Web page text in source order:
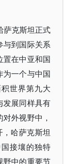
萨克斯坦正式
与到国际关系
在中亚和国
为一个与中国
世界第九大
发展同样具有
外视野中，
哈萨克斯坦
接壤的独特
野中的重要节